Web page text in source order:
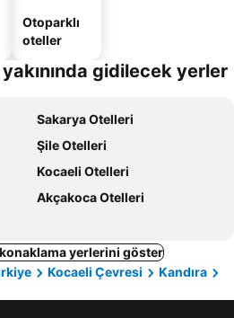
Otoparklı
oteller
gidilecek yerler
Sakarya Otelleri
Şile Otelleri
Kocaeli Otelleri
Akçakoca Otelleri
yerlerini göster
Kocaeli Çevresi
Kandıra